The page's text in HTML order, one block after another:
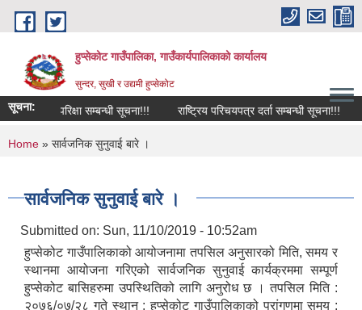
Skip to main content
हुप्सेकोट गाउँपालिका, गाउँकार्यपालिकाको कार्यालय
सुन्दर, सुखी र उद्यमी हुप्सेकोट
सूचना:
लिखित परिक्षा सम्बन्धी सूचना!!! राष्‍ट्रिय परिचयपत्र दर्ता सम्बन्धी सूचना!!!
You are here
Home » सार्वजनिक सुनुवाई बारे ।
सार्वजनिक सुनुवाई बारे ।
Submitted on: Sun, 11/10/2019 - 10:52am
हुप्सेकोट गाउँपालिकाको आयोजनामा तपसिल अनुसारको मिति, समय र
स्थानमा आयोजना गरिएको सार्वजनिक सुनुवाई कार्यक्रममा सम्पूर्ण
हुप्सेकोट बासिहरुमा उपस्थितिको लागि अनुरोध छ । तपसिल मिति :
२०७६/०७/२८ गते स्थान : हुप्सेकोट गाउँपालिकाको प्रांगणमा समय :